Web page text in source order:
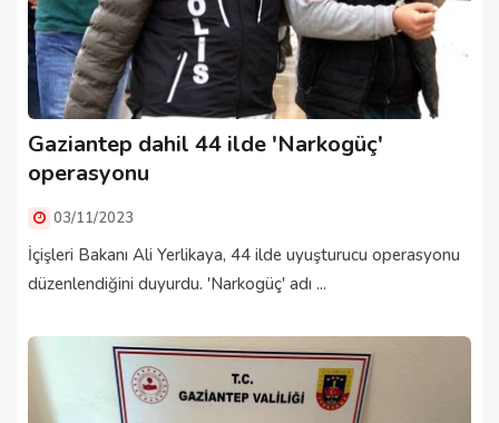
Gaziantep dahil 44 ilde 'Narkogüç'
operasyonu
03/11/2023
İçişleri Bakanı Ali Yerlikaya, 44 ilde uyuşturucu operasyonu
düzenlendiğini duyurdu. 'Narkogüç' adı ...